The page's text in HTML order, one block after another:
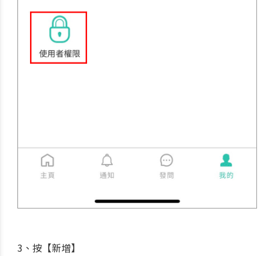
3、按【新增】